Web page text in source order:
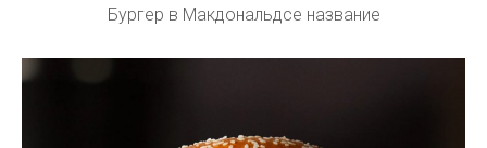
Бургер в Макдональдсе название